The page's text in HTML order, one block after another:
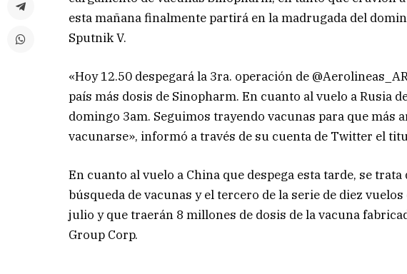
esta mañana finalmente partirá en la madrugada del
Sputnik V.
«Hoy 12.50 despegará la 3ra. operación de
país más dosis de Sinopharm. En cuanto al vuelo a Rusia
domingo 3am. Seguimos trayendo vacunas para que más
vacunarse», informó a través de su cuenta de Twitter el
En cuanto al vuelo a China que despega esta tarde, se
búsqueda de vacunas y el tercero de la serie de diez
julio y que traerán 8 millones de dosis de la vacuna
Group Corp.